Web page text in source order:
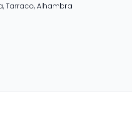
, Tarraco, Alhambra